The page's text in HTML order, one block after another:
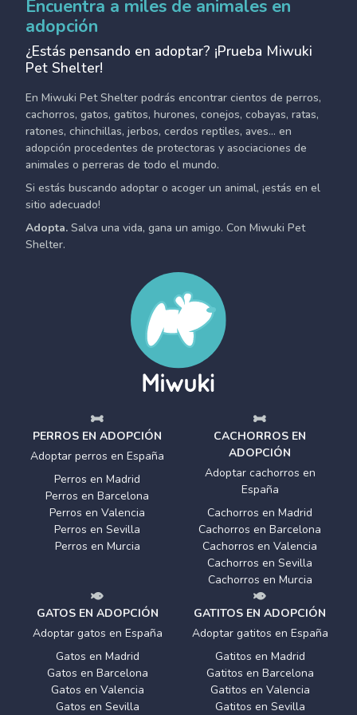
Encuentra a miles de animales en
adopción
¿Estás pensando en adoptar? ¡Prueba Miwuki
Pet Shelter!
En Miwuki Pet Shelter podrás encontrar cientos de perros,
cachorros, gatos, gatitos, hurones, conejos, cobayas, ratas,
ratones, chinchillas, jerbos, cerdos reptiles, aves... en
adopción procedentes de protectoras y asociaciones de
animales o perreras de todo el mundo.
Si estás buscando adoptar o acoger un animal, ¡estás en el
sitio adecuado!
Adopta. Salva una vida, gana un amigo. Con Miwuki Pet
Shelter.
PERROS EN ADOPCIÓN
Adoptar perros en España
Perros en Madrid
Perros en Barcelona
Perros en Valencia
Perros en Sevilla
Perros en Murcia
CACHORROS EN
ADOPCIÓN
Adoptar cachorros en
España
Cachorros en Madrid
Cachorros en Barcelona
Cachorros en Valencia
Cachorros en Sevilla
Cachorros en Murcia
GATOS EN ADOPCIÓN
Adoptar gatos en España
Gatos en Madrid
Gatos en Barcelona
Gatos en Valencia
Gatos en Sevilla
GATITOS EN ADOPCIÓN
Adoptar gatitos en España
Gatitos en Madrid
Gatitos en Barcelona
Gatitos en Valencia
Gatitos en Sevilla